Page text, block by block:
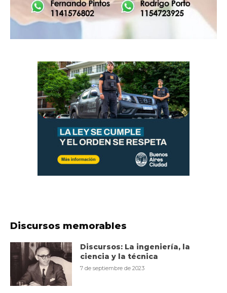
Discursos memorables
Discursos: La ingeniería, la
ciencia y la técnica
7 de septiembre de 2023